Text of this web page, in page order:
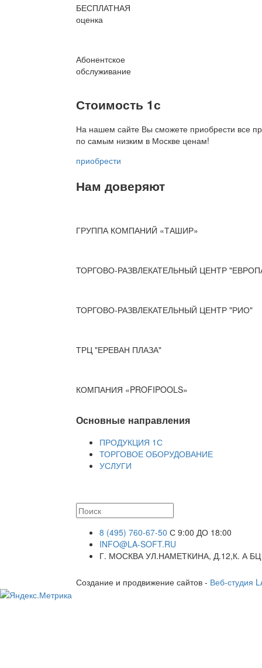
БЕСПЛАТНАЯ
оценка
Абонентское
обслуживание
Стоимость 1с
На нашем сайте Вы сможете приобрести все
по самым низким в Москве ценам!
приобрести
Нам доверяют
ГРУППА КОМПАНИЙ «ТАШИР»
ТОРГОВО-РАЗВЛЕКАТЕЛЬНЫЙ ЦЕНТР
ТОРГОВО-РАЗВЛЕКАТЕЛЬНЫЙ ЦЕНТР "РИО"
ТРЦ "ЕРЕВАН ПЛАЗА"
КОМПАНИЯ «PROFIPOOLS»
Основные направления
ПРОДУКЦИЯ 1С
ТОРГОВОЕ ОБОРУДОВАНИЕ
УСЛУГИ
8 (495) 760-67-50 С 9:00 ДО 18:00
INFO@LA-SOFT.RU
Г. МОСКВА УЛ.НАМЕТКИНА, Д.12,К. А
Создание и продвижение сайтов - Веб-студия